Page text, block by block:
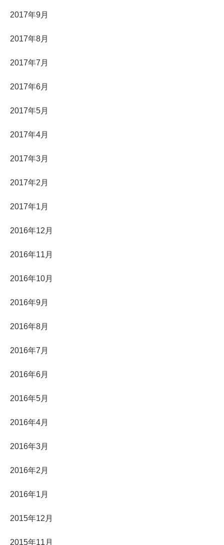
2017年9月
2017年8月
2017年7月
2017年6月
2017年5月
2017年4月
2017年3月
2017年2月
2017年1月
2016年12月
2016年11月
2016年10月
2016年9月
2016年8月
2016年7月
2016年6月
2016年5月
2016年4月
2016年3月
2016年2月
2016年1月
2015年12月
2015年11月